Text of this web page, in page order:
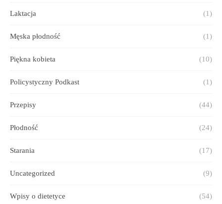
Laktacja (1)
Męska płodność (1)
Piękna kobieta (10)
Policystyczny Podkast (1)
Przepisy (44)
Płodność (24)
Starania (17)
Uncategorized (9)
Wpisy o dietetyce (54)